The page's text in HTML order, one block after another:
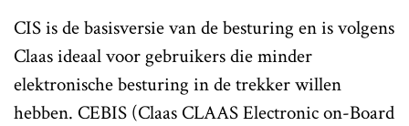
CIS is de basisversie van de besturing en is volgens
Claas ideaal voor gebruikers die minder
elektronische besturing in de trekker willen
hebben. CEBIS (Claas CLAAS Electronic on-Board